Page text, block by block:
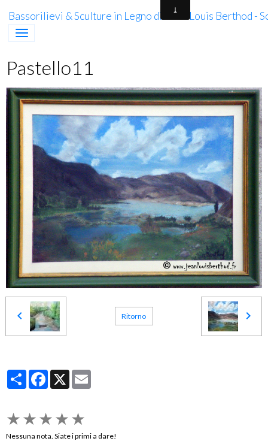
Bassorilievi & Sculture in Legno di Jean-Louis Berthod -
Pastello11
Ritorno
PartagerFacebook
X
★★★★★
Nessuna nota. Siate i primi a dare!